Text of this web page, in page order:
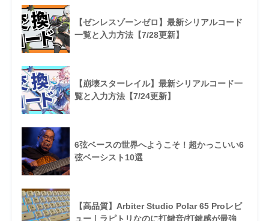
【ゼンレスゾーンゼロ】最新シリアルコード
一覧と入力方法【7/28更新】
【崩壊スターレイル】最新シリアルコード一
覧と入力方法【7/24更新】
6弦ベースの世界へようこそ！超かっこいい6
弦ベーシスト10選
【高品質】Arbiter Studio Polar 65 Proレビ
ュー｜ラピトリなのに打鍵音/打鍵感が最強